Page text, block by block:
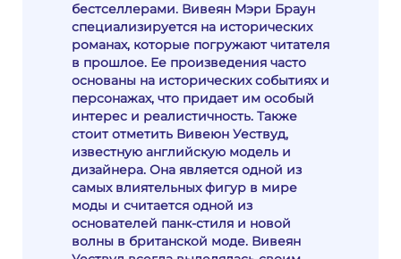
бестселлерами. Вивеян Мэри Браун
специализируется на исторических
романах, которые погружают читателя
в прошлое. Ее произведения часто
основаны на исторических событиях и
персонажах, что придает им особый
интерес и реалистичность. Также
стоит отметить Вивеюн Уествуд,
известную английскую модель и
дизайнера. Она является одной из
самых влиятельных фигур в мире
моды и считается одной из
основателей панк-стиля и новой
волны в британской моде. Вивеян